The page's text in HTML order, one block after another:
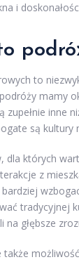
i
to
mamy
zupełnie inne
są kultury
dla których
z
tradycyjnej
głębsze